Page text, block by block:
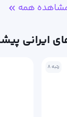
همه
ایرانی
رتبه ۸